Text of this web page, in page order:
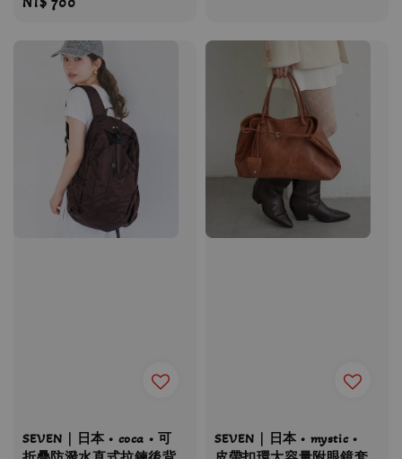
SEVEN｜日本 • coca • 可
SEVEN｜日本 • mystic •